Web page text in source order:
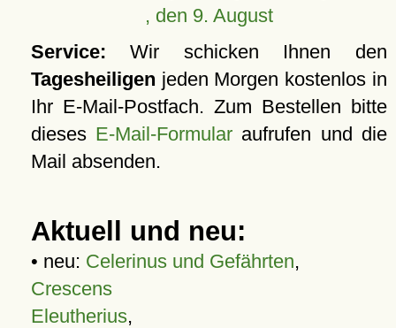
, den 9. August
Service: Wir schicken Ihnen den
Tagesheiligen jeden Morgen kostenlos in
Ihr E-Mail-Postfach. Zum Bestellen bitte
dieses E-Mail-Formular aufrufen und die
Mail absenden.
Aktuell und neu:
• neu: Celerinus und Gefährten,
Crescens
Eleutherius,